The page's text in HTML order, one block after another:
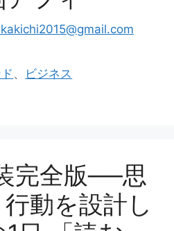
、
ビジネス
完全版──思
動を設計し